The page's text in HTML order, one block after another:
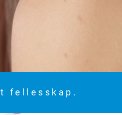
fellesskap.